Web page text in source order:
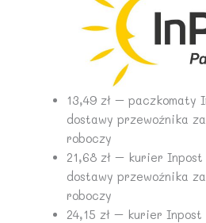
13,49 zł – paczkomaty
dostawy przewoźnika
roboczy
21,68 zł – kurier
dostawy przewoźnika
roboczy
24,15 zł – kurier